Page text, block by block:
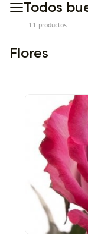
Todos
11 productos
Flores